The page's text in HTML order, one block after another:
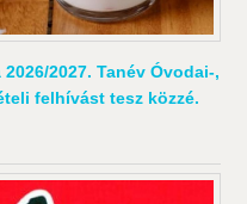
2027. Tanév Óvodai-,
felhívást tesz közzé.